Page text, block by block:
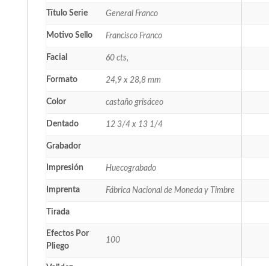
Título Serie General Franco
Motivo Sello Francisco Franco
Facial 60 cts,
Formato 24,9 x 28,8 mm
Color castaño grisáceo
Dentado 12 3/4 x 13 1/4
Grabador
Impresión Huecograbado
Imprenta Fábrica Nacional de Moneda y Timbre
Tirada
Efectos Por
Pliego
100